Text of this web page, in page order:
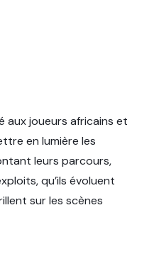
aux joueurs africains et
en lumière les
leurs parcours,
qu’ils évoluent
sur les scènes